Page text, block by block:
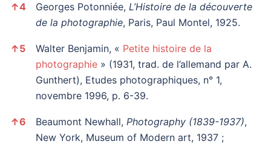
↑4 Georges Potonniée, L’Histoire de la découverte
de la photographie, Paris, Paul Montel, 1925.
↑5 Walter Benjamin, « Petite histoire de la
photographie » (1931, trad. de l’allemand par A.
Gunthert), Etudes photographiques, n° 1,
novembre 1996, p. 6-39.
↑6 Beaumont Newhall, Photography (1839-1937),
New York, Museum of Modern art, 1937 ;